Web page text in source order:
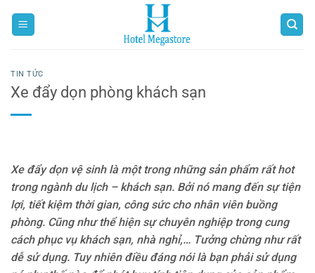
TIN TỨC
Xe đẩy dọn phòng khách sạn
Xe đẩy dọn vệ sinh là một trong những sản phẩm rất hot
trong ngành du lịch – khách sạn. Bởi nó mang đến sự tiện
lợi, tiết kiệm thời gian, công sức cho nhân viên buồng
phòng. Cũng như thể hiện sự chuyên nghiệp trong cung
cách phục vụ khách sạn, nhà nghỉ,… Tưởng chừng như rất
dễ sử dụng. Tuy nhiên điều đáng nói là bạn phải sử dụng